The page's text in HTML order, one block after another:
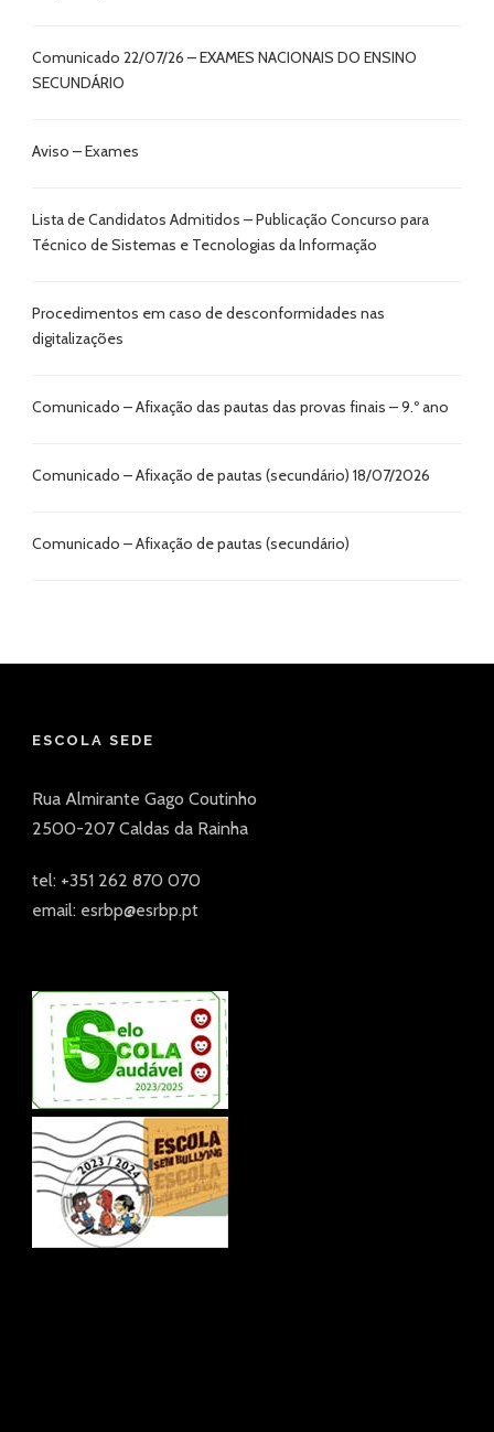
Comunicado 22/07/26 – EXAMES NACIONAIS DO ENSINO
SECUNDÁRIO
Aviso – Exames
Lista de Candidatos Admitidos – Publicação Concurso para
Técnico de Sistemas e Tecnologias da Informação
Procedimentos em caso de desconformidades nas
digitalizações
Comunicado – Afixação das pautas das provas finais – 9.º ano
Comunicado – Afixação de pautas (secundário) 18/07/2026
Comunicado – Afixação de pautas (secundário)
ESCOLA SEDE
Rua Almirante Gago Coutinho
2500-207 Caldas da Rainha
tel: +351 262 870 070
email: esrbp@esrbp.pt